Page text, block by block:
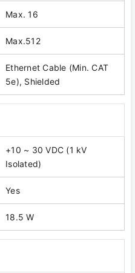
Max. 16
Max.512
Ethernet Cable (Min. CAT
5e), Shielded
+10 ~ 30 VDC (1 kV
Isolated)
Yes
18.5 W